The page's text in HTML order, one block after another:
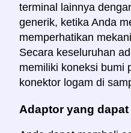
terminal lainnya
generik, ketika Anda
memperhatikan
Secara keseluruhan
memiliki koneksi bumi
konektor logam di
Adaptor yang